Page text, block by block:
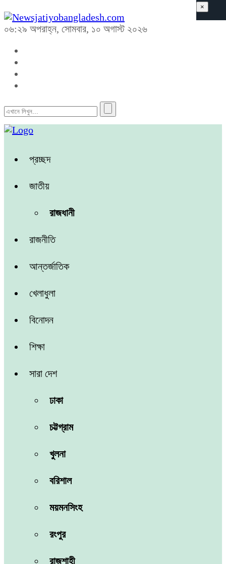
০৬:২৯ অপরাহ্ন, সোমবার, ১০ অগাস্ট ২০২৬
প্রচ্ছদ
জাতীয়
রাজধানী
রাজনীতি
আন্তর্জাতিক
খেলাধুলা
বিনোদন
শিক্ষা
সারা দেশ
ঢাকা
চট্টগ্রাম
খুলনা
বরিশাল
ময়মনসিংহ
রংপুর
রাজশাহী
×